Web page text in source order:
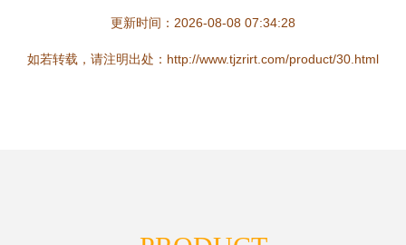
更新时间：2026-08-08 07:34:28
如若转载，请注明出处：http://www.tjzrirt.com/product/30.html